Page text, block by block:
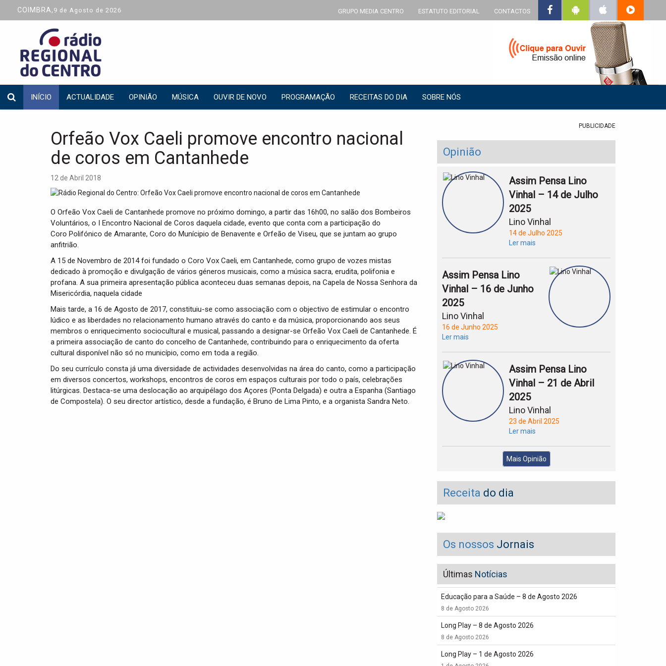
COIMBRA, 9 de Agosto de 2026 GRUPO MEDIA CENTRO ESTATUTO EDITORIAL CONTACTOS
INÍCIO ACTUALIDADE OPINIÃO MÚSICA OUVIR DE NOVO PROGRAMAÇÃO RECEITAS DO DIA SOBRE NÓS
Orfeão Vox Caeli promove encontro nacional
de coros em Cantanhede
12 de Abril 2018
O Orfeão Vox Caeli de Cantanhede promove no próximo domingo, a partir das 16h00, no salão dos Bombeiros
Voluntários, o I Encontro Nacional de Coros daquela cidade, evento que conta com a participação do
Coro Polifónico de Amarante, Coro do Munícipio de Benavente e Orfeão de Viseu, que se juntam ao grupo
anfitrião.
A 15 de Novembro de 2014 foi fundado o Coro Vox Caeli, em Cantanhede, como grupo de vozes mistas
dedicado à promoção e divulgação de vários géneros musicais, como a música sacra, erudita, polifonia e
profana. A sua primeira apresentação pública aconteceu duas semanas depois, na Capela de Nossa Senhora da
Misericórdia, naquela cidade
Mais tarde, a 16 de Agosto de 2017, constituiu-se como associação com o objectivo de estimular o encontro
lúdico e as liberdades no relacionamento humano através do canto e da música, proporcionando aos seus
membros o enriquecimento sociocultural e musical, passando a designar-se Orfeão Vox Caeli de Cantanhede. É
a primeira associação de canto do concelho de Cantanhede, contribuindo para o enriquecimento da oferta
cultural disponível não só no município, como em toda a região.
Do seu currículo consta já uma diversidade de actividades desenvolvidas na área do canto, como a participação
em diversos concertos, workshops, encontros de coros em espaços culturais por todo o país, celebrações
litúrgicas. Destaca-se uma deslocação ao arquipélago dos Açores (Ponta Delgada) e outra a Espanha (Santiago
de Compostela). O seu director artístico, desde a fundação, é Bruno de Lima Pinto, e a organista Sandra Neto.
PUBLICIDADE
Opinião
Assim Pensa Lino
Vinhal – 14 de Julho
2025
Lino Vinhal
14 de Julho 2025
Ler mais
Assim Pensa Lino
Vinhal – 16 de Junho
2025
Lino Vinhal
16 de Junho 2025
Ler mais
Assim Pensa Lino
Vinhal – 21 de Abril
2025
Lino Vinhal
23 de Abril 2025
Ler mais
Mais Opinião
Receita do dia
Os nossos Jornais
Últimas Notícias
Educação para a Saúde – 8 de Agosto 2026
8 de Agosto 2026
Long Play – 8 de Agosto 2026
8 de Agosto 2026
Long Play – 1 de Agosto 2026